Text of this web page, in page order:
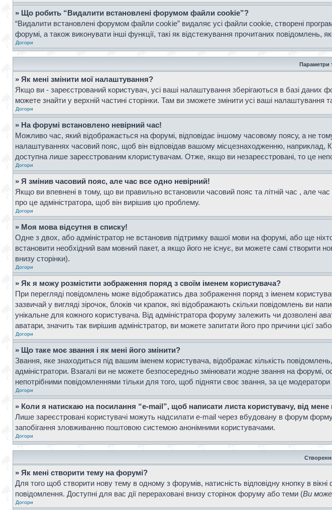
» Що робить “Видалити встановлені форумом файли cookie”?
“Видалити встановлені форумом файли cookie” видаляє усі файли cookie, створені
форумі, а також виконувати інші функції, такі як відстежування прочитаних повідомлень,
Догори
Параметри
» Як мені змінити мої налаштування?
Якщо ви - зареєстрований користувач, усі ваші налаштування зберігаються в базі даних
можете знайти у верхній частині сторінки. Там ви зможете змінити усі ваші налаштування
Догори
» На форумі встановлено невірний час!
Можливо час, який відображається на форумі, відповідає іншому часовому поясу, а не
налаштуваннях часовий пояс, щоб він відповідав вашому місцезнаходженню,
доступна лише зареєстрованим клористувачам. Отже, якщо ви незареєстровані, то це
Догори
» Я змінив часовий пояс, але час все одно невірний!
Якщо ви впевнені в тому, що ви правильно встановили часовий пояс та літній час , але
про це адміністратора, щоб він вирішив цю проблему.
Догори
» Моя мова відсутня в списку!
Одне з двох, або адміністратор не встановив підтримку вашої мови на форумі, або ще
встановити необхідний вам мовний пакет, а якщо його не існує, ви можете самі
внизу сторінки).
Догори
» Як я можу розмістити зображення поряд з своїм іменем користувача?
При перегляді повідомлень може відображатись два зображення поряд з іменем
зазвичай у вигляді зірочок, блоків чи крапок, які відображають скільки повідомлень ви
унікальне для кожного користувача. Від адміністратора форуму залежить чи дозволені
аватари, значить так вирішив адміністратор, ви можете запитати його про причини цієї
Догори
» Що таке моє звання і як мені його змінити?
Звання, яке знаходиться під вашим іменем користувача, відображає кількість
адміністратори. Взагалі ви не можете безпосередньо змінювати жодне звання на
непотрібними повідомленнями тільки для того, щоб підняти своє звання, за це
Догори
» Коли я натискаю на посилання “e-mail”, щоб написати листа користувачу, від мене
Лише зареєстровані користувачі можуть надсилати e-mail через вбудовану в форум
запобігання зловживанню поштовою системою анонімними користувачами.
Догори
» Як мені створити тему на форумі?
Для того щоб створити нову тему в одному з форумів, натисність відповідну кнопку в
повідомлення. Доступні для вас дії перераховані внизу сторінок форуму або теми (Ви
Догори